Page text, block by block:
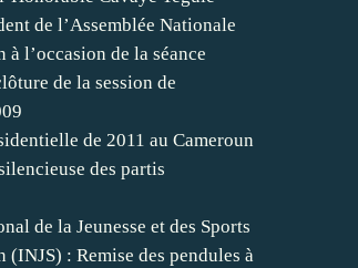
de l’Assemblée Nationale
à l’occasion de la séance
de la session de
de 2011 au Cameroun
des partis
de la Jeunesse et des Sports
(INJS) : Remise des pendules à